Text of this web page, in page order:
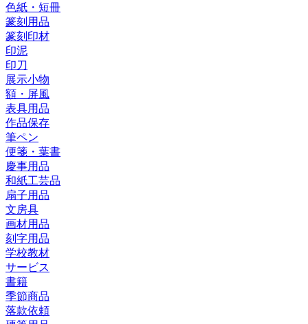
色紙・短冊
篆刻用品
篆刻印材
印泥
印刀
展示小物
額・屏風
表具用品
作品保存
筆ペン
便箋・葉書
慶事用品
和紙工芸品
扇子用品
文房具
画材用品
刻字用品
学校教材
サービス
書籍
季節商品
落款依頼